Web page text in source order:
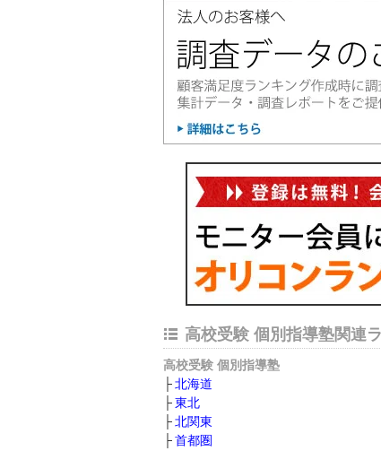
高校受験 個別指導塾関連
高校受験 個別指導塾
北海道
東北
北関東
首都圏